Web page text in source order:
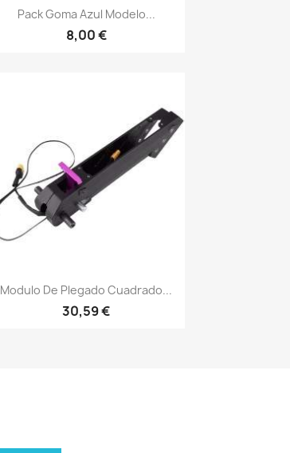
Vista rápida
Pack Goma Azul Modelo...
8,00 €
 Vista rápida
Modulo De Plegado Cuadrado...
30,59 €